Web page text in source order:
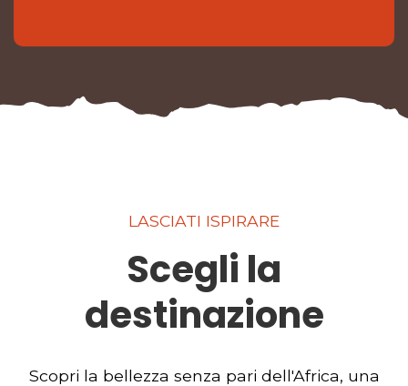
LASCIATI ISPIRARE
Scegli la
destinazione
Scopri la bellezza senza pari dell'Africa, una